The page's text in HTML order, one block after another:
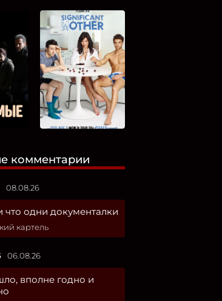
комментарии
08.08.26
что одни документалки
картель
06.08.26
вполне годно и